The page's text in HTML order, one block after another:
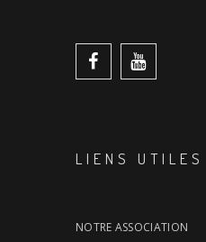
LIENS UTILES
NOTRE ASSOCIATION